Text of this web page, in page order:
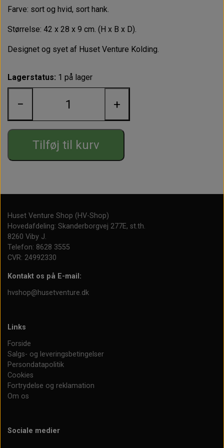
Farve: sort og hvid, sort hank.
Størrelse: 42 x 28 x 9 cm. (H x B x D).
Designet og syet af Huset Venture Kolding.
Lagerstatus: 1 på lager
− +
Tilføj til kurv
Huset Venture Shop (HV-Shop)
Hovedafdeling: Skanderborgvej 277E, st.th.
8260 Viby J.
Telefon: 8628 3555
CVR: 24992330
Kontakt os på E-mail:
hvshop@husetventure.dk
Links
Forside
Salgs- og leveringsbetingelser
Persondatapolitik
Cookies
Fortrydelse og reklamation
Om os
Sociale medier